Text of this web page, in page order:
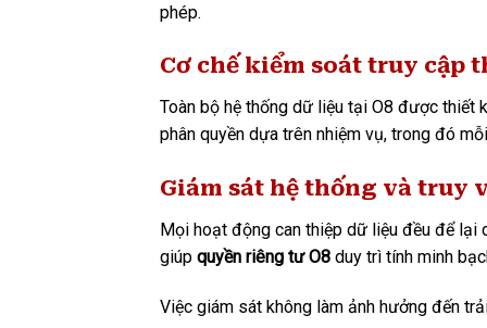
phép.
Cơ chế kiểm soát truy cập
Toàn bộ hệ thống dữ liệu tại O8 được thiết
phân quyền dựa trên nhiệm vụ, trong đó
Giám sát hệ thống và truy
Mọi hoạt động can thiệp dữ liệu đều để lại
giúp quyền riêng tư O8 duy trì tính minh
Việc giám sát không làm ảnh hưởng đến